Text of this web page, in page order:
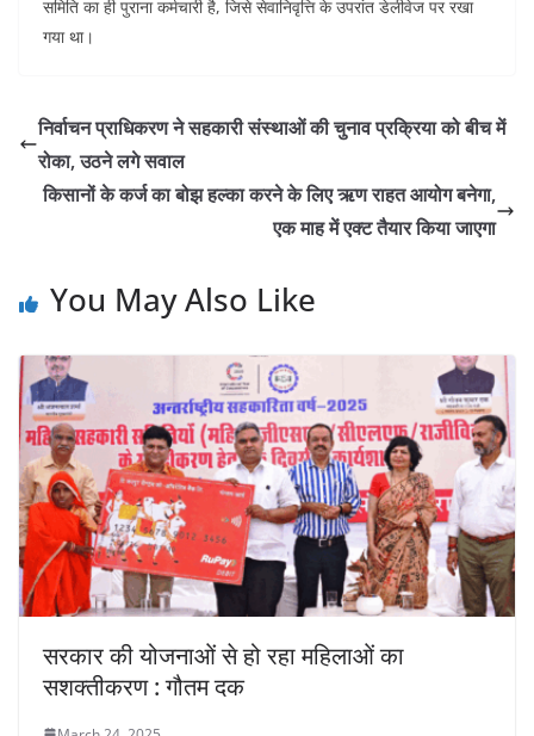
समिति का ही पुराना कर्मचारी है, जिसे सेवानिवृत्ति के उपरांत डेलीवेज पर रखा
गया था।
निर्वाचन प्राधिकरण ने सहकारी संस्थाओं की चुनाव प्रक्रिया को बीच में
रोका, उठने लगे सवाल
किसानों के कर्ज का बोझ हल्का करने के लिए ऋण राहत आयोग बनेगा,
एक माह में एक्ट तैयार किया जाएगा
You May Also Like
सरकार की योजनाओं से हो रहा महिलाओं का
सशक्तीकरण : गौतम दक